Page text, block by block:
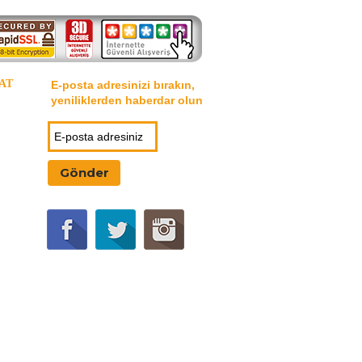
E-posta adresinizi bırakın,
yeniliklerden haberdar olun